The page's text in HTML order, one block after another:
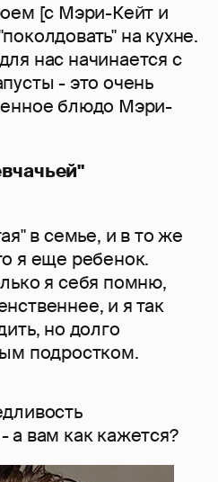
[с Мэри-Кейт и
на кухне.
нас начинается с
- это очень
блюдо Мэри-
в семье, и в то же
я еще ребенок.
я себя помню,
и я так
но долго
подростком.
а вам как кажется?